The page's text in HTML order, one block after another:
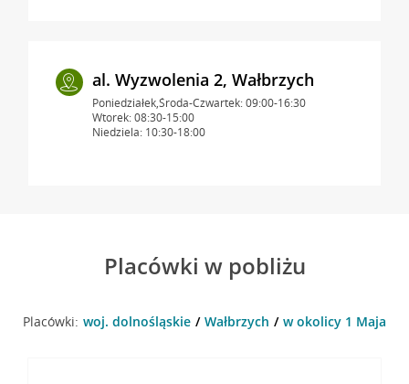
al. Wyzwolenia 2, Wałbrzych
Poniedziałek,Środa-Czwartek: 09:00-16:30
Wtorek: 08:30-15:00
Niedziela: 10:30-18:00
Placówki w pobliżu
Placówki: woj. dolnośląskie Wałbrzych w okolicy 1 Maja 64